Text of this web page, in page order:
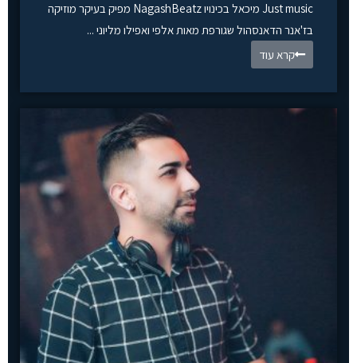
Just music מיכאל בכינויו NagashBeatz מפיק בעיקר מוזיקה
בז'אנר הדאנסהול שגורפת מאות אלפי ואפילו מליוני ...
קרא עוד